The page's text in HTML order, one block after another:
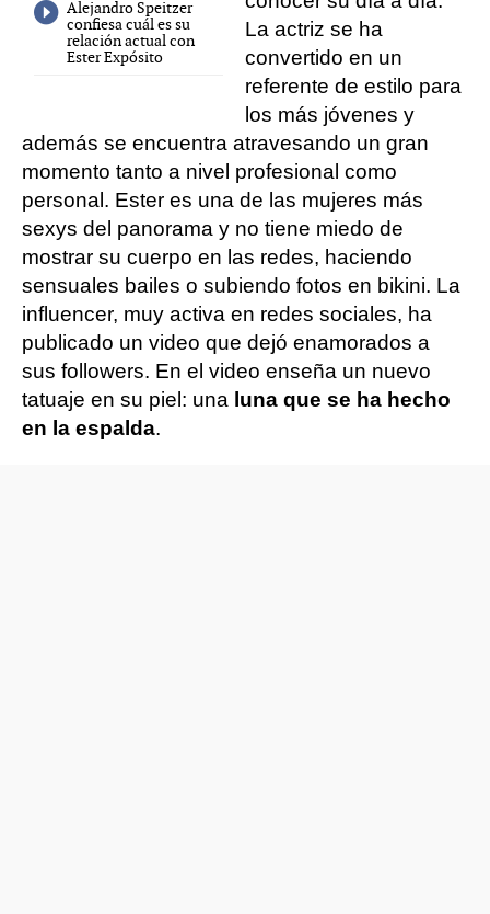
Alejandro Speitzer
confiesa cuál es su
relación actual con
Ester Expósito
La actriz se ha
convertido en un
referente de estilo para
los más jóvenes y
además se encuentra atravesando un gran
momento tanto a nivel profesional como
personal. Ester es una de las mujeres más
sexys del panorama y no tiene miedo de
mostrar su cuerpo en las redes, haciendo
sensuales bailes o subiendo fotos en bikini. La
influencer, muy activa en redes sociales, ha
publicado un video que dejó enamorados a
sus followers. En el video enseña un nuevo
tatuaje en su piel: una luna que se ha hecho
en la espalda.